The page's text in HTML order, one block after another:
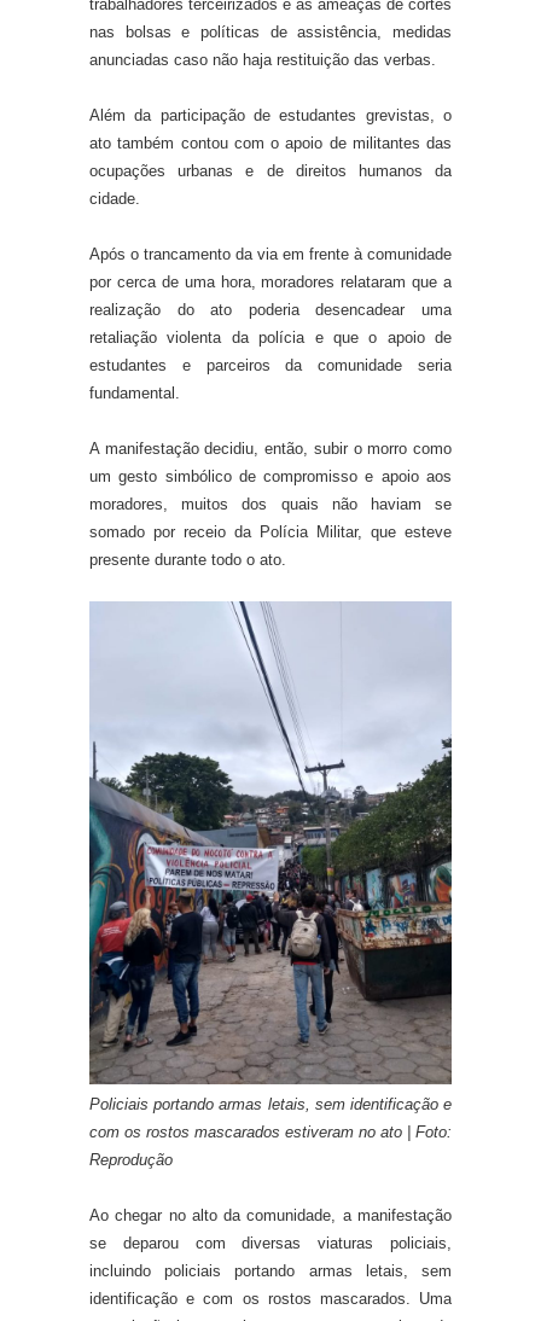
trabalhadores terceirizados e as ameaças de cortes
nas bolsas e políticas de assistência, medidas
anunciadas caso não haja restituição das verbas.
Além da participação de estudantes grevistas, o
ato também contou com o apoio de militantes das
ocupações urbanas e de direitos humanos da
cidade.
Após o trancamento da via em frente à comunidade
por cerca de uma hora, moradores relataram que a
realização do ato poderia desencadear uma
retaliação violenta da polícia e que o apoio de
estudantes e parceiros da comunidade seria
fundamental.
A manifestação decidiu, então, subir o morro como
um gesto simbólico de compromisso e apoio aos
moradores, muitos dos quais não haviam se
somado por receio da Polícia Militar, que esteve
presente durante todo o ato.
Policiais portando armas letais, sem identificação e
com os rostos mascarados estiveram no ato | Foto:
Reprodução
Ao chegar no alto da comunidade, a manifestação
se deparou com diversas viaturas policiais,
incluindo policiais portando armas letais, sem
identificação e com os rostos mascarados. Uma